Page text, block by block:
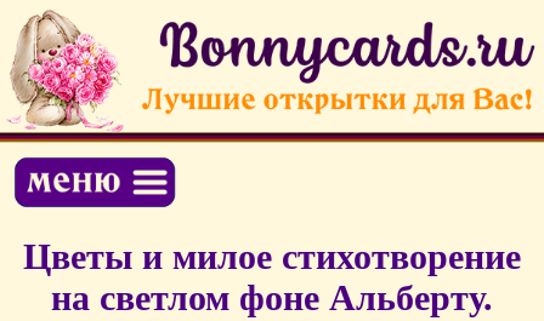
Цветы и милое стихотворение
на светлом фоне Альберту.